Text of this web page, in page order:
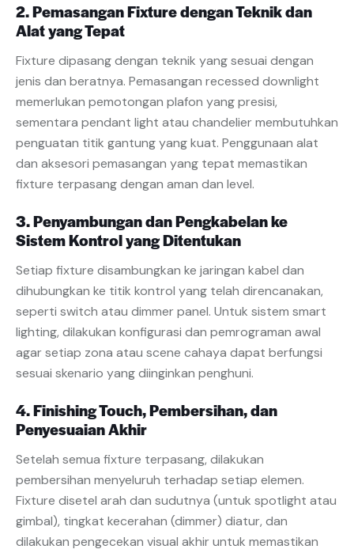
2. Pemasangan Fixture dengan Teknik dan
Alat yang Tepat
Fixture dipasang dengan teknik yang sesuai dengan
jenis dan beratnya. Pemasangan recessed downlight
memerlukan pemotongan plafon yang presisi,
sementara pendant light atau chandelier membutuhkan
penguatan titik gantung yang kuat. Penggunaan alat
dan aksesori pemasangan yang tepat memastikan
fixture terpasang dengan aman dan level.
3. Penyambungan dan Pengkabelan ke
Sistem Kontrol yang Ditentukan
Setiap fixture disambungkan ke jaringan kabel dan
dihubungkan ke titik kontrol yang telah direncanakan,
seperti switch atau dimmer panel. Untuk sistem smart
lighting, dilakukan konfigurasi dan pemrograman awal
agar setiap zona atau scene cahaya dapat berfungsi
sesuai skenario yang diinginkan penghuni.
4. Finishing Touch, Pembersihan, dan
Penyesuaian Akhir
Setelah semua fixture terpasang, dilakukan
pembersihan menyeluruh terhadap setiap elemen.
Fixture disetel arah dan sudutnya (untuk spotlight atau
gimbal), tingkat kecerahan (dimmer) diatur, dan
dilakukan pengecekan visual akhir untuk memastikan